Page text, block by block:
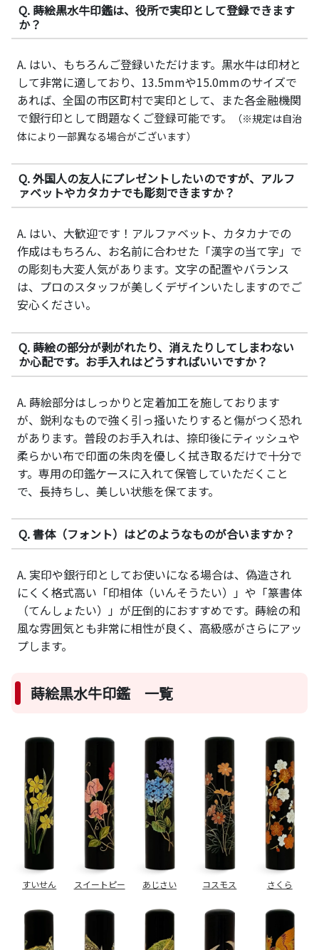
Q. 蒔絵黒水牛印鑑は、役所で実印として登録できます
か？
A. はい、もちろんご登録いただけます。黒水牛は印材と
して非常に適しており、13.5mmや15.0mmのサイズで
あれば、全国の市区町村で実印として、また各金融機関
で銀行印として問題なくご登録可能です。
（※規定は自治
体により一部異なる場合がございます）
Q. 外国人の友人にプレゼントしたいのですが、アルフ
ァベットやカタカナでも彫刻できますか？
A. はい、大歓迎です！アルファベット、カタカナでの
作成はもちろん、お名前に合わせた「漢字の当て字」で
の彫刻も大変人気があります。文字の配置やバランス
は、プロのスタッフが美しくデザインいたしますのでご
安心ください。
Q. 蒔絵の部分が剥がれたり、消えたりしてしまわない
か心配です。お手入れはどうすればいいですか？
A. 蒔絵部分はしっかりと定着加工を施しております
が、鋭利なもので強く引っ掻いたりすると傷がつく恐れ
があります。普段のお手入れは、捺印後にティッシュや
柔らかい布で印面の朱肉を優しく拭き取るだけで十分で
す。専用の印鑑ケースに入れて保管していただくこと
で、長持ちし、美しい状態を保てます。
Q. 書体（フォント）はどのようなものが合いますか？
A. 実印や銀行印としてお使いになる場合は、偽造され
にくく格式高い「印相体（いんそうたい）」や「篆書体
（てんしょたい）」が圧倒的におすすめです。蒔絵の和
風な雰囲気とも非常に相性が良く、高級感がさらにアッ
プします。
蒔絵黒水牛印鑑 一覧
すいせん スイートピー あじさい コスモス さくら